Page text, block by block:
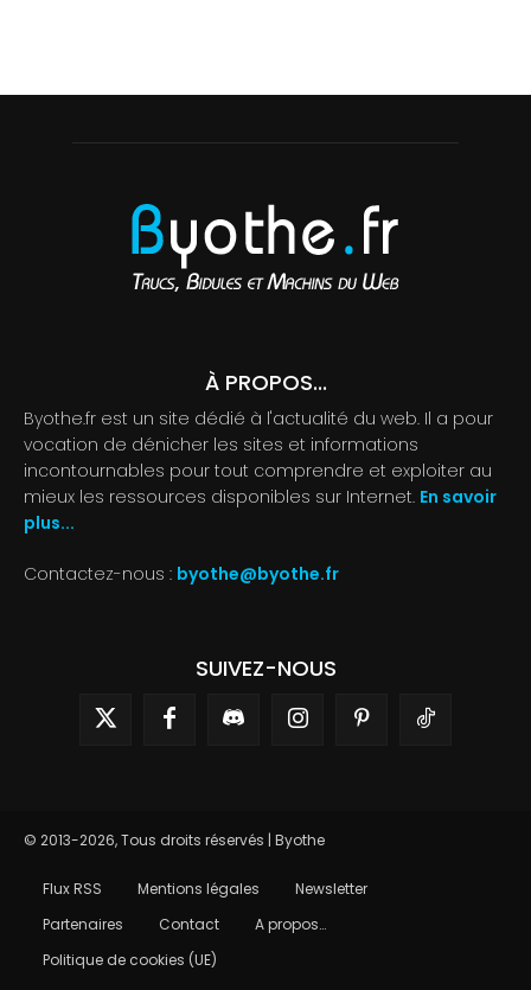
À PROPOS...
Byothe.fr est un site dédié à l'actualité du web. Il a pour
vocation de dénicher les sites et informations
incontournables pour tout comprendre et exploiter au
mieux les ressources disponibles sur Internet. En savoir
plus...
Contactez-nous : byothe@byothe.fr
SUIVEZ-NOUS
© 2013-2026, Tous droits réservés | Byothe
Flux RSS Mentions légales
Newsletter
Partenaires
Contact
A propos…
Politique de cookies (UE)